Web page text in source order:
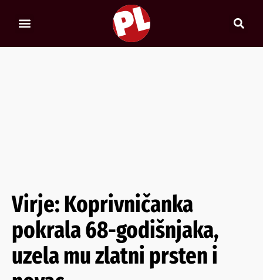
Virje: Koprivničanka
pokrala 68-godišnjaka,
uzela mu zlatni prsten i